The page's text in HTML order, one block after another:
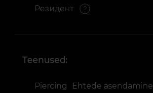
Резидент
Teenused:
Piercing
Ehtede asendamine